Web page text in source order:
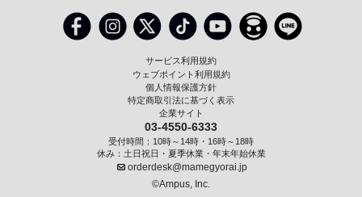
サービス利用規約
ウェブポイント利用規約
個人情報保護方針
特定商取引法に基づく表示
企業サイト
03-4550-6333
受付時間：10時～14時・16時～18時
休み：土日祝日・夏季休業・年末年始休業
orderdesk@mamegyorai.jp
©Ampus, Inc.